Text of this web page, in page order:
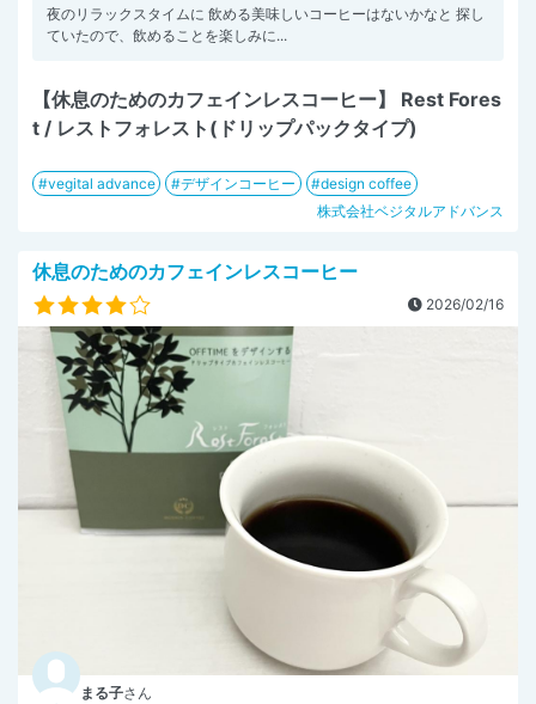
夜のリラックスタイムに 飲める美味しいコーヒーはないかなと 探し
ていたので、飲めることを楽しみに...
【休息のためのカフェインレスコーヒー】 Rest Fores
t / レストフォレスト(ドリップパックタイプ)
vegital advance デザインコーヒー
design coffee
株式会社ベジタルアドバンス
休息のためのカフェインレスコーヒー
2026/02/16
まる子さん